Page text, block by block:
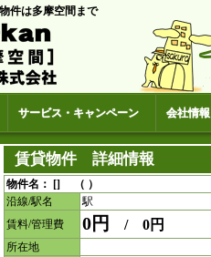
件は多摩空間まで
サービス・キャンペーン 会社情報
賃貸物件 詳細情報
物件名： [] （ ）
沿線/駅名
駅
賃料/管理費
0円 / 0円
所在地